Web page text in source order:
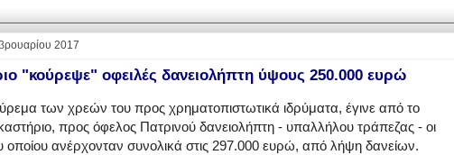
2017
"κούρεψε" οφειλές δανειολήπτη ύψους 250.000 ευρώ
των χρεών του προς χρηματοπιστωτικά ιδρύματα, έγινε από το
προς όφελος Πατρινού δανειολήπτη - υπαλλήλου τράπεζας - οι
οποίου ανέρχονταν συνολικά στις 297.000 ευρώ, από λήψη δανείων.